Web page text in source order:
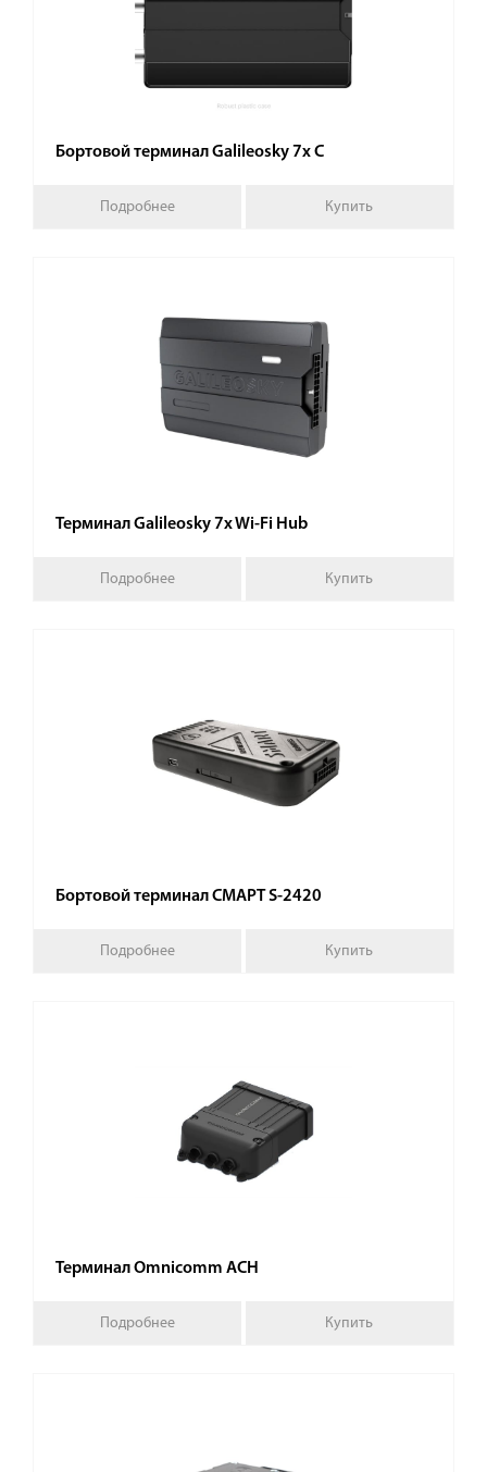
Бортовой терминал Galileosky 7x C
Подробнее Купить
Терминал Galileosky 7x Wi-Fi Hub
Подробнее Купить
Бортовой терминал СМАРТ S-2420
Подробнее Купить
Терминал Omnicomm АСН
Подробнее Купить